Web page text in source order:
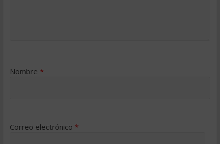
Nombre *
Correo electrónico *